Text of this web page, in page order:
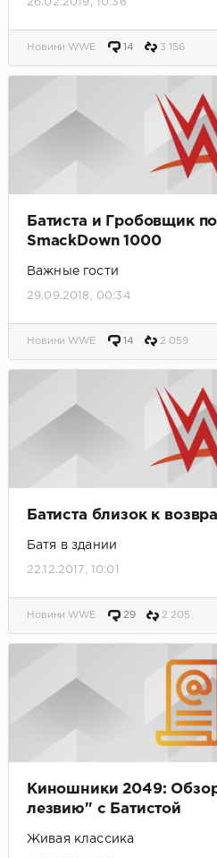
Новини WWE 14 3 156
Батиста и Гробовщик
SmackDown 1000
Важные гости
29.09.2018, 00:34
Новини WWE 14 2 059
Батиста близок к
Батя в здании
22.12.2017, 10:01
Новини WWE 29 2 205
Киношники 2049:
лезвию" с Батистой
Живая классика